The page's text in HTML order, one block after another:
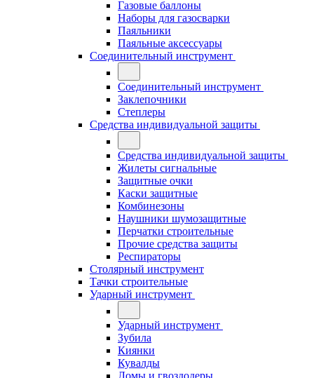
Газовые баллоны
Наборы для газосварки
Паяльники
Паяльные аксессуары
Соединительный инструмент
Соединительный инструмент
Заклепочники
Степлеры
Средства индивидуальной защиты
Средства индивидуальной защиты
Жилеты сигнальные
Защитные очки
Каски защитные
Комбинезоны
Наушники шумозащитные
Перчатки строительные
Прочие средства защиты
Респираторы
Столярный инструмент
Тачки строительные
Ударный инструмент
Ударный инструмент
Зубила
Киянки
Кувалды
Ломы и гвоздодеры